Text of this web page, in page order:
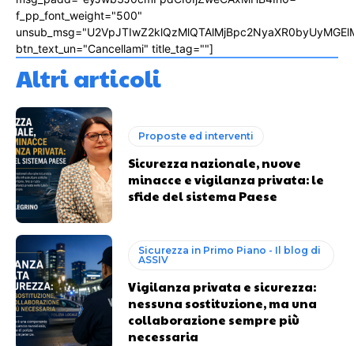
f_pp_font_weight="500"
btn_text_un="Cancellami" title_tag=""]
Altri articoli
Proposte ed interventi
Sicurezza nazionale, nuove
minacce e vigilanza privata: le
sfide del sistema Paese
Sicurezza in Primo Piano - Il blog di
ASSIV
Vigilanza privata e sicurezza:
nessuna sostituzione, ma una
collaborazione sempre più
necessaria